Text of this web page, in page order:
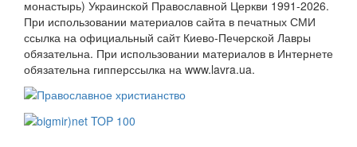
монастырь) Украинской Православной Церкви 1991-2026.
При использовании материалов сайта в печатных СМИ
ссылка на официальный сайт Киево-Печерской Лавры
обязательна. При использовании материалов в Интернете
обязательна гипперссылка на www.lavra.ua.